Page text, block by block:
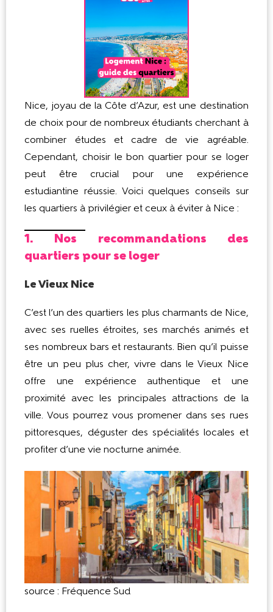
Nice, joyau de la Côte d’Azur, est une destination
de choix pour de nombreux étudiants cherchant à
combiner études et cadre de vie agréable.
Cependant, choisir le bon quartier pour se loger
peut être crucial pour une expérience
estudiantine réussie. Voici quelques conseils sur
les quartiers à privilégier et ceux à éviter à Nice :
1. Nos recommandations des
quartiers pour se loger
Le Vieux Nice
C’est l’un des quartiers les plus charmants de Nice,
avec ses ruelles étroites, ses marchés animés et
ses nombreux bars et restaurants. Bien qu’il puisse
être un peu plus cher, vivre dans le Vieux Nice
offre une expérience authentique et une
proximité avec les principales attractions de la
ville. Vous pourrez vous promener dans ses rues
pittoresques, déguster des spécialités locales et
profiter d’une vie nocturne animée.
source : Fréquence Sud